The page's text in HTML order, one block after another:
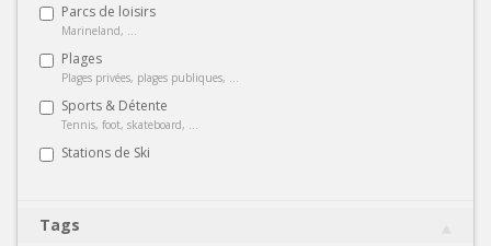
Parcs de loisirs
Marineland, ...
Plages
Plages privées, plages publiques, ...
Sports & Détente
Tennis, foot, skateboard, ...
Stations de Ski
Tags